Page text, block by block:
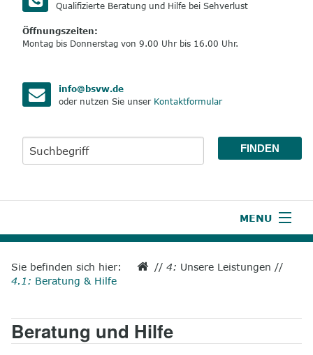
Qualifizierte Beratung und Hilfe bei Sehverlust
Öffnungszeiten:
Montag bis Donnerstag von 9.00 Uhr bis 16.00 Uhr.
info@bsvw.de
oder nutzen Sie unser Kontaktformular
MENU
2
Aktuelles
3
Wir über uns
4
Unsere Leistungen
Sie befinden sich hier: //4: Unsere Leistungen //
4.1: Beratung & Hilfe
Beratung und Hilfe